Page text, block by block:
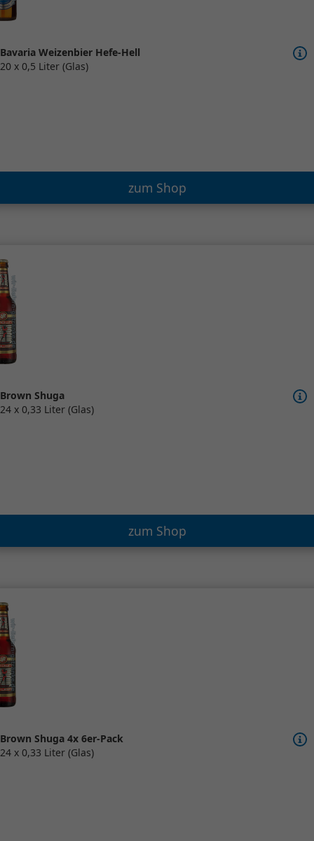
Bavaria Weizenbier Hefe-Hell
20 x 0,5 Liter (Glas)
zum Shop
Brown Shuga
24 x 0,33 Liter (Glas)
zum Shop
Brown Shuga 4x 6er-Pack
24 x 0,33 Liter (Glas)